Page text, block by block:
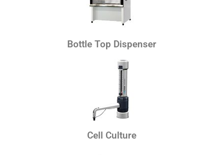
Bottle Top Dispenser
Cell Culture